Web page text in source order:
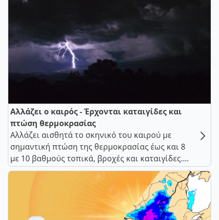
Αλλάζει ο καιρός - Έρχονται καταιγίδες και
πτώση θερμοκρασίας
Αλλάζει αισθητά το σκηνικό του καιρού με
σημαντική πτώση της θερμοκρασίας έως και 8
με 10 βαθμούς τοπικά, βροχές και καταιγίδες....